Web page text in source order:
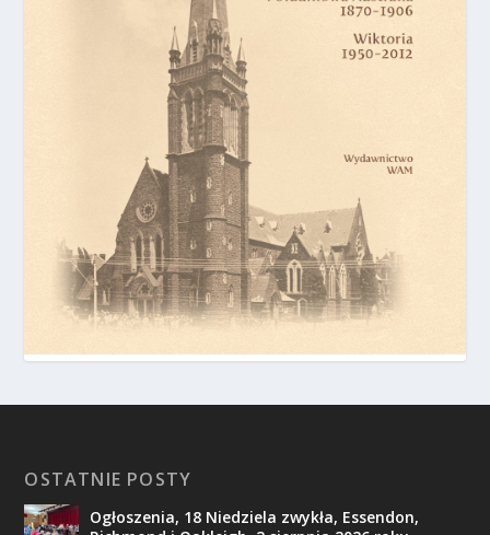
OSTATNIE POSTY
Ogłoszenia, 18 Niedziela zwykła, Essendon,